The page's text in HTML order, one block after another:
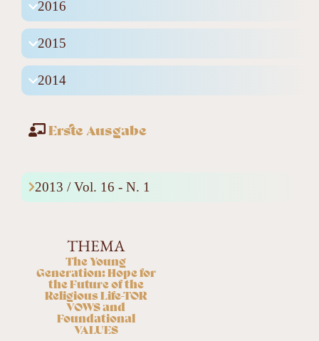
2016
2015
2014
Erste Ausgabe
2013 / Vol. 16 - N. 1
THEMA
The Young
Generation: Hope for
the Future of the
Religious Life-TOR
VOWS and
Foundational
VALUES